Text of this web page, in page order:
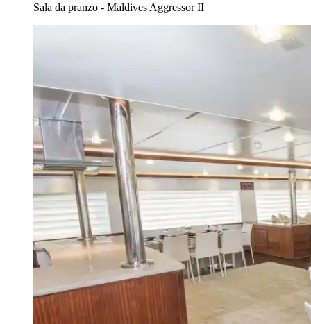
Sala da pranzo - Maldives Aggressor II